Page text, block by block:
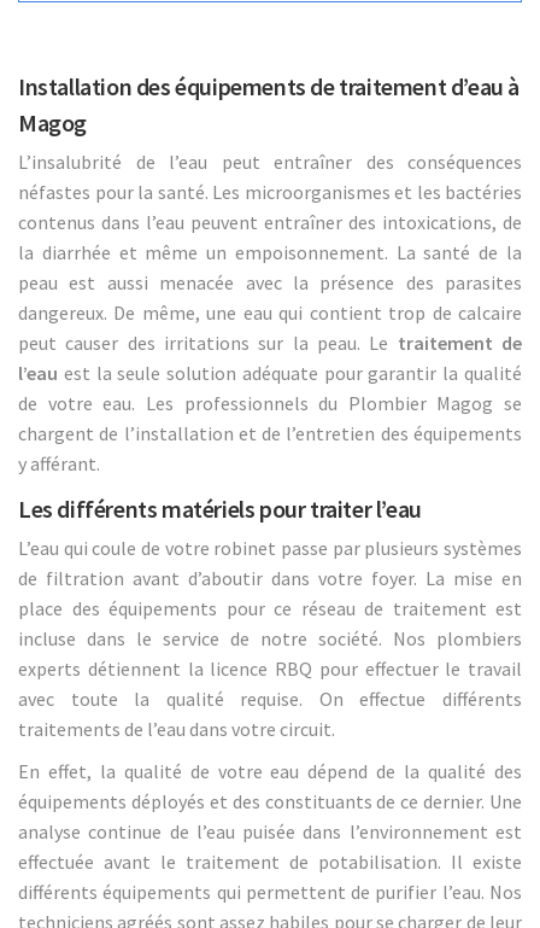
Installation des équipements de traitement d’eau à
Magog
L’insalubrité de l’eau peut entraîner des conséquences
néfastes pour la santé. Les microorganismes et les bactéries
contenus dans l’eau peuvent entraîner des intoxications, de
la diarrhée et même un empoisonnement. La santé de la
peau est aussi menacée avec la présence des parasites
dangereux. De même, une eau qui contient trop de calcaire
peut causer des irritations sur la peau. Le traitement de
l’eau est la seule solution adéquate pour garantir la qualité
de votre eau. Les professionnels du Plombier Magog se
chargent de l’installation et de l’entretien des équipements
y afférant.
Les différents matériels pour traiter l’eau
L’eau qui coule de votre robinet passe par plusieurs systèmes
de filtration avant d’aboutir dans votre foyer. La mise en
place des équipements pour ce réseau de traitement est
incluse dans le service de notre société. Nos plombiers
experts détiennent la licence RBQ pour effectuer le travail
avec toute la qualité requise. On effectue différents
traitements de l’eau dans votre circuit.
En effet, la qualité de votre eau dépend de la qualité des
équipements déployés et des constituants de ce dernier. Une
analyse continue de l’eau puisée dans l’environnement est
effectuée avant le traitement de potabilisation. Il existe
différents équipements qui permettent de purifier l’eau. Nos
techniciens agréés sont assez habiles pour se charger de leur